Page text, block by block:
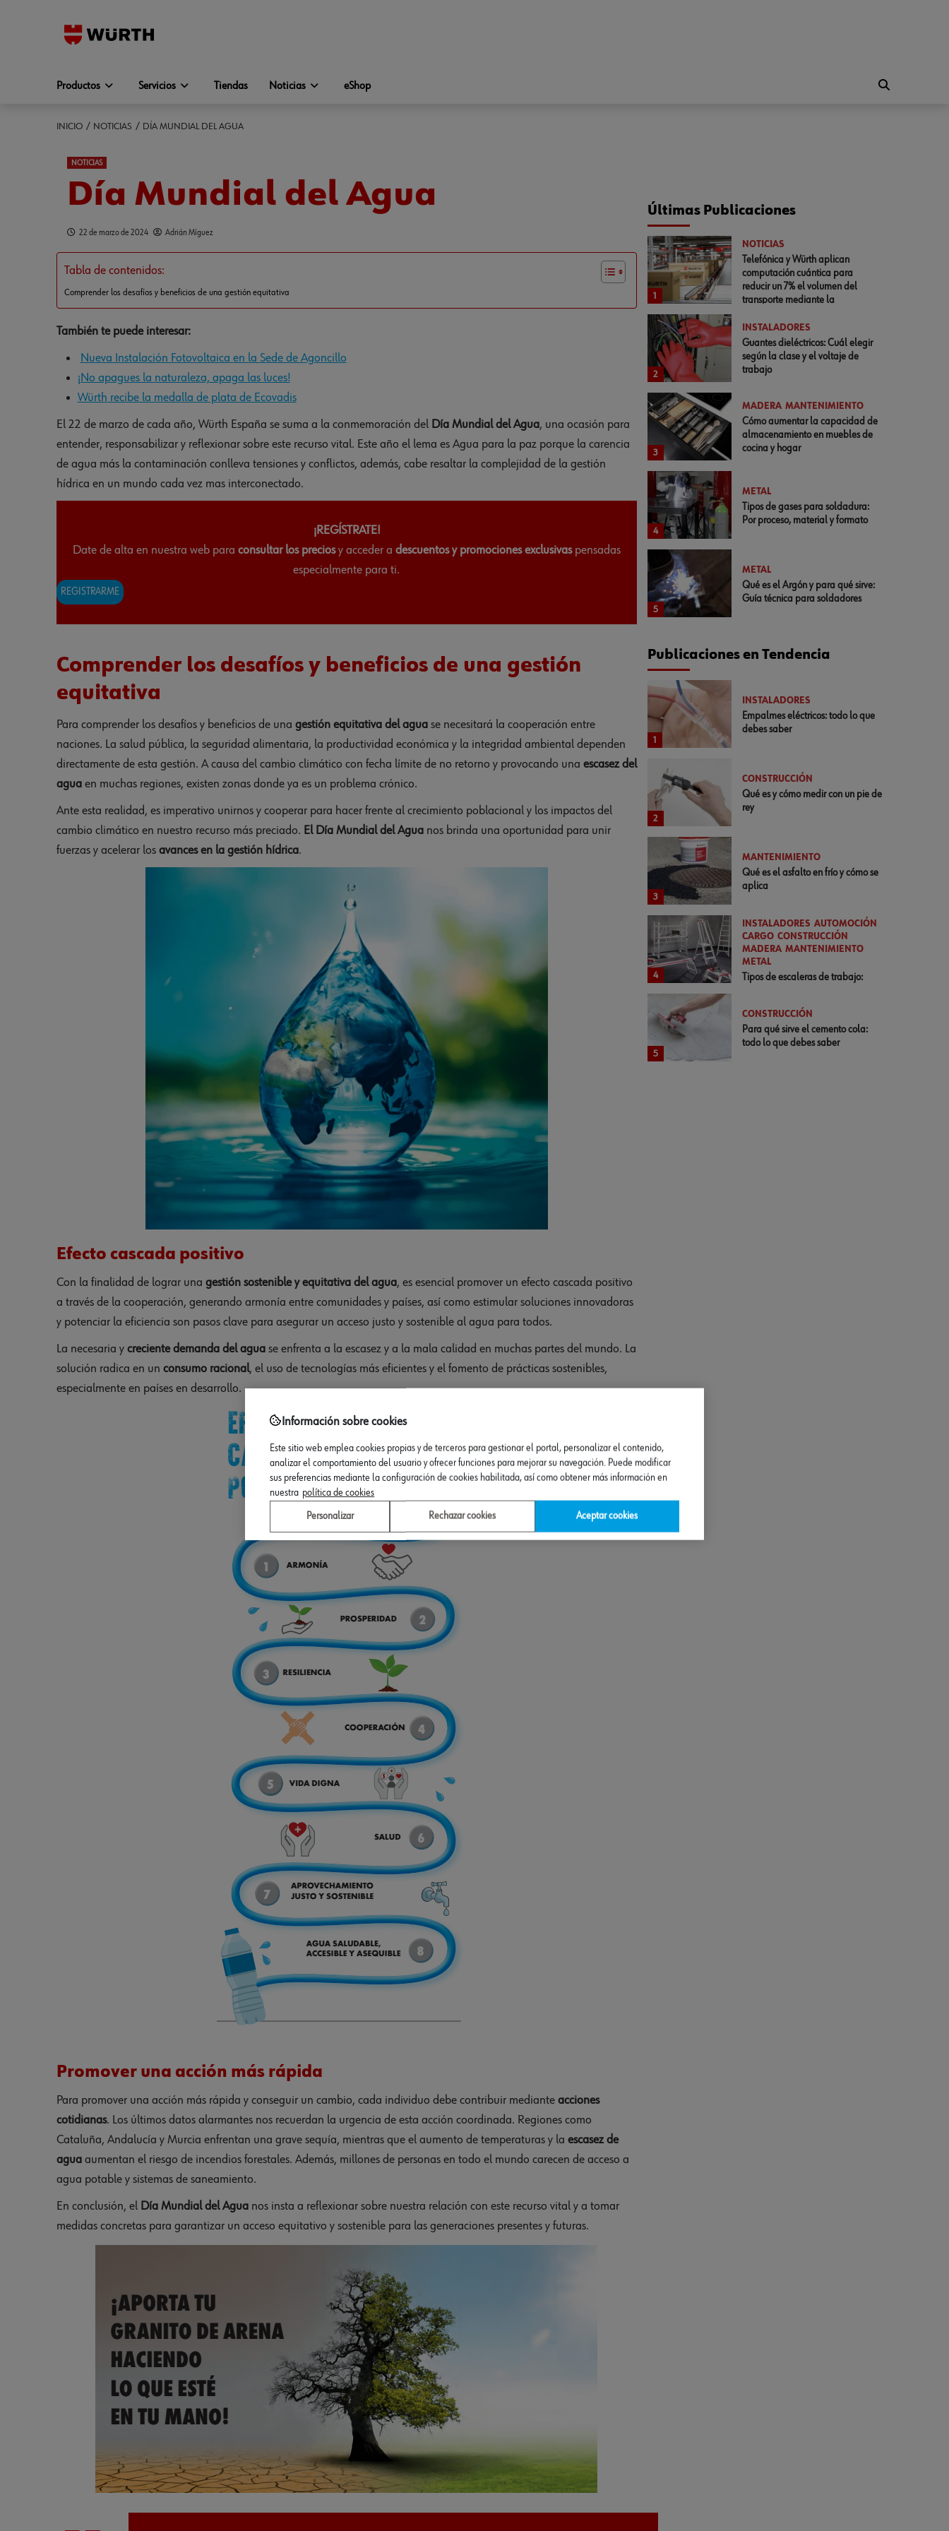
Productos Servicios Tiendas Noticias eShop
INICIO NOTICIAS DÍA MUNDIAL DEL AGUA
NOTICIAS
Día Mundial del Agua
22 de marzo de 2024 Adrián Míguez
Tabla de contenidos:
Comprender los desafíos y beneficios de una gestión equitativa
También te puede interesar:
Nueva Instalación Fotovoltaica en la Sede de Agoncillo
¡No apagues la naturaleza, apaga las luces!
Würth recibe la medalla de plata de Ecovadis
El 22 de marzo de cada año, Würth España se suma a la conmemoración del Día Mundial del Agua, una ocasión para
entender, responsabilizar y reflexionar sobre este recurso vital. Este año el lema es Agua para la paz porque la carencia
de agua más la contaminación conlleva tensiones y conflictos, además, cabe resaltar la complejidad de la gestión
hídrica en un mundo cada vez mas interconectado.
¡REGÍSTRATE!
Date de alta en nuestra web para consultar los preciosy acceder a descuentos y promociones exclusivaspensadas
especialmente para ti.
REGISTRARME
Comprender los desafíos y beneficios de una gestión
equitativa
Para comprender los desafíos y beneficios de una gestión equitativa del aguase necesitará la cooperación entre
naciones. La salud pública, la seguridad alimentaria, la productividad económica y la integridad ambiental dependen
directamente de esta gestión. A causa del cambio climático con fecha límite de no retorno y provocando una escasez del
aguaen muchas regiones, existen zonas donde ya es un problema crónico.
Ante esta realidad, es imperativo unirnos y cooperar para hacer frente al crecimiento poblacional y los impactos del
cambio climático en nuestro recurso más preciado. El Día Mundial del Agua nos brinda una oportunidad para unir
fuerzas y acelerar losavances en la gestión hídrica.
Efecto cascada positivo
Con la finalidad de lograr una gestión sostenible y equitativa del agua, es esencial promover un efecto cascada positivo
a través de la cooperación, generando armonía entre comunidades y países, así como estimular soluciones innovadoras
y potenciar la eficiencia son pasos clave para asegurar un acceso justo y sostenible al agua para todos.
La necesaria y creciente demanda del aguase enfrenta a la escasez y a la mala calidad en muchas partes del mundo. La
solución radica en un consumo racional, el uso de tecnologías más eficientes y el fomento de prácticas sostenibles,
especialmente en países en desarrollo.
Promover una acción más rápida
Para promover una acción más rápida y conseguir un cambio, cada individuo debe contribuir mediante acciones
cotidianas. Los últimos datos alarmantes nos recuerdan la urgencia de esta acción coordinada. Regiones como
Cataluña, Andalucía y Murcia enfrentan una grave sequía, mientras que el aumento de temperaturas y la escasez de
aguaaumentan el riesgo de incendios forestales. Además, millones de personas en todo el mundo carecen de acceso a
agua potable y sistemas de saneamiento.
En conclusión, el Día Mundial del Aguanos insta a reflexionar sobre nuestra relación con este recurso vital y a tomar
medidas concretas para garantizar un acceso equitativo y sostenible para las generaciones presentes y futuras.
Últimas Publicaciones
1
NOTICIAS
Telefónica y Würth aplican
computación cuántica para
reducir un 7% el volumen del
transporte mediante la
2
INSTALADORES
Guantes dieléctricos: Cuál elegir
según la clase y el voltaje de
trabajo
3
MADERA MANTENIMIENTO
Cómo aumentar la capacidad de
almacenamiento en muebles de
cocina y hogar
4
METAL
Tipos de gases para soldadura:
Por proceso, material y formato
5
METAL
Qué es el Argón y para qué sirve:
Guía técnica para soldadores
Publicaciones en Tendencia
1
INSTALADORES
Empalmes eléctricos: todo lo que
debes saber
2
CONSTRUCCIÓN
Qué es y cómo medir con un pie de
rey
3
MANTENIMIENTO
Qué es el asfalto en frío y cómo se
aplica
4
INSTALADORES AUTOMOCIÓN
CARGO CONSTRUCCIÓN
MADERA MANTENIMIENTO
METAL
Tipos de escaleras de trabajo:
5
CONSTRUCCIÓN
Para qué sirve el cemento cola:
todo lo que debes saber
Información sobre cookies
Este sitio web emplea cookies propias y de terceros para gestionar el portal, personalizar el contenido,
analizar el comportamiento del usuario y ofrecer funciones para mejorar su navegación. Puede modificar
sus preferencias mediante la configuración de cookies habilitada, así como obtener más información en
nuestra política de cookies
Personalizar Rechazar cookies Aceptar cookies